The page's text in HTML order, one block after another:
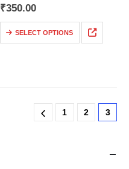
₹350.00
SELECT OPTIONS
1 2 3